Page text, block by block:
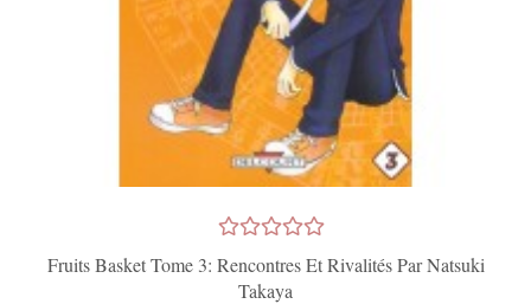
Fruits Basket Tome 3: Rencontres Et Rivalités Par Natsuki
Takaya